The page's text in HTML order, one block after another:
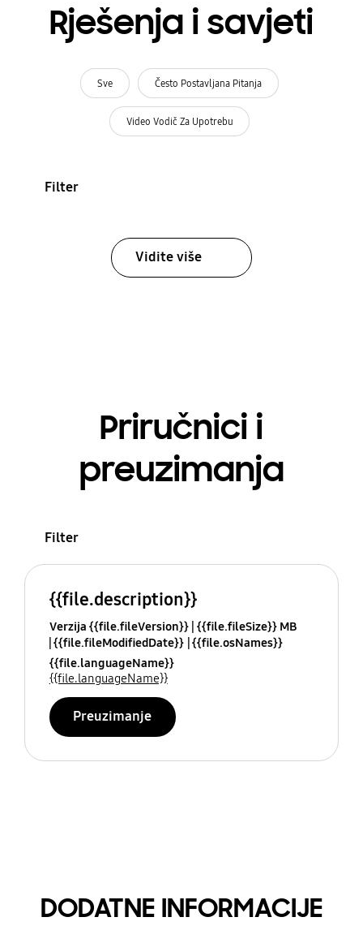
Rješenja i savjeti
Sve Često Postavljana Pitanja
Video Vodič Za Upotrebu
Filter
Vidite više
Priručnici i
preuzimanja
Filter
{{file.description}}
Verzija {{file.fileVersion}} {{file.fileSize}} MB
{{file.fileModifiedDate}} {{file.osNames}}
{{file.languageName}}
{{file.languageName}}
Preuzimanje
DODATNE INFORMACIJE